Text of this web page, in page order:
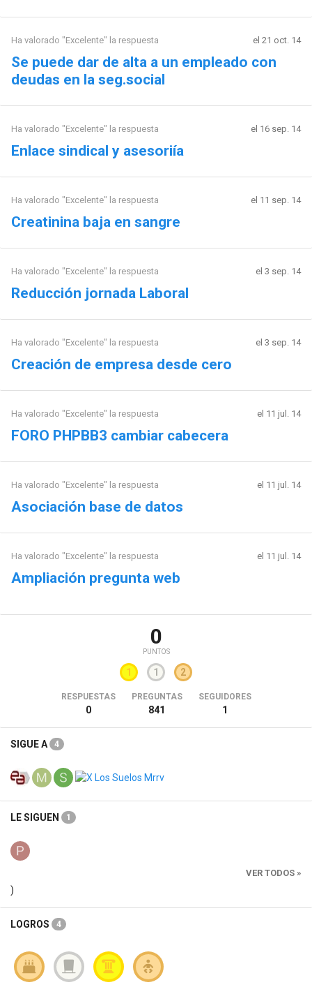
Ha valorado "Excelente" la respuesta el 21 oct. 14
Se puede dar de alta a un empleado con
deudas en la seg.social
Ha valorado "Excelente" la respuesta el 16 sep. 14
Enlace sindical y asesoriía
Ha valorado "Excelente" la respuesta el 11 sep. 14
Creatinina baja en sangre
Ha valorado "Excelente" la respuesta el 3 sep. 14
Reducción jornada Laboral
Ha valorado "Excelente" la respuesta el 3 sep. 14
Creación de empresa desde cero
Ha valorado "Excelente" la respuesta el 11 jul. 14
FORO PHPBB3 cambiar cabecera
Ha valorado "Excelente" la respuesta el 11 jul. 14
Asociación base de datos
Ha valorado "Excelente" la respuesta el 11 jul. 14
Ampliación pregunta web
0
PUNTOS
1 1 2
RESPUESTAS
0
PREGUNTAS
841
SEGUIDORES
1
SIGUE A 4
LE SIGUEN 1
VER TODOS »
)
LOGROS 4